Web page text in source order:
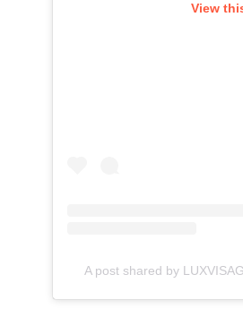
View
A post shared by